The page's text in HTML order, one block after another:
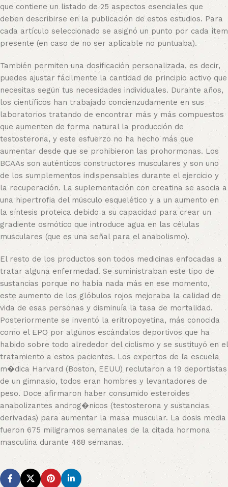
que contiene un listado de 25 aspectos esenciales que
deben describirse en la publicación de estos estudios. Para
cada artículo seleccionado se asignó un punto por cada ítem
presente (en caso de no ser aplicable no puntuaba).
También permiten una dosificación personalizada, es decir,
puedes ajustar fácilmente la cantidad de principio activo que
necesitas según tus necesidades individuales. Durante años,
los científicos han trabajado concienzudamente en sus
laboratorios tratando de encontrar más y más compuestos
que aumenten de forma natural la producción de
testosterona, y este esfuerzo no ha hecho más que
aumentar desde que se prohibieron las prohormonas. Los
BCAAs son auténticos constructores musculares y son uno
de los sumplementos indispensables durante el ejercicio y
la recuperación. La suplementación con creatina se asocia a
una hipertrofia del músculo esquelético y a un aumento en
la síntesis proteica debido a su capacidad para crear un
gradiente osmótico que introduce agua en las células
musculares (que es una señal para el anabolismo).
El resto de los productos son todos medicinas enfocadas a
tratar alguna enfermedad. Se suministraban este tipo de
sustancias porque no había nada más en ese momento,
este aumento de los glóbulos rojos mejoraba la calidad de
vida de esas personas y disminuía la tasa de mortalidad.
Posteriormente se inventó la eritropoyetina, más conocida
como el EPO por algunos escándalos deportivos que ha
habido sobre todo alrededor del ciclismo y se sustituyó en el
tratamiento a estos pacientes. Los expertos de la escuela
m�dica Harvard (Boston, EEUU) reclutaron a 19 deportistas
de un gimnasio, todos eran hombres y levantadores de
peso. Doce afirmaron haber consumido esteroides
anabolizantes androg�nicos (testosterona y sustancias
derivadas) para aumentar la masa muscular. La dosis media
fueron 675 miligramos semanales de la citada hormona
masculina durante 468 semanas.